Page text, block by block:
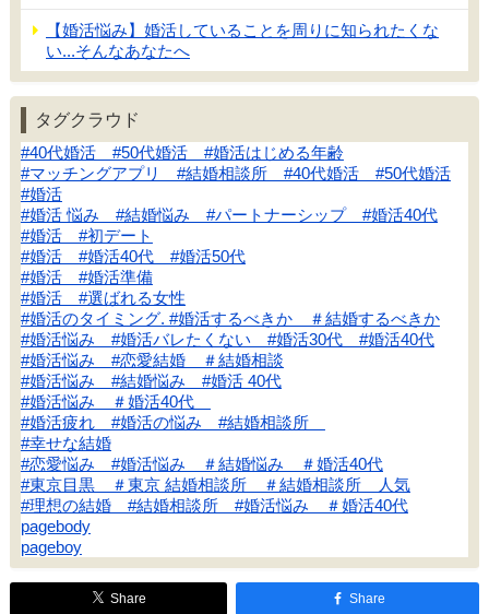
【婚活悩み】婚活していることを周りに知られたくな
い...そんなあなたへ
タグクラウド
#40代婚活 #50代婚活 #婚活はじめる年齢
#マッチングアプリ #結婚相談所 #40代婚活 #50代婚活
#婚活
#婚活 悩み #結婚悩み #パートナーシップ #婚活40代
#婚活 #初デート
#婚活 #婚活40代 #婚活50代
#婚活 #婚活準備
#婚活 #選ばれる女性
#婚活のタイミング. #婚活するべきか ＃結婚するべきか
#婚活悩み #婚活バレたくない #婚活30代 #婚活40代
#婚活悩み #恋愛結婚 ＃結婚相談
#婚活悩み #結婚悩み #婚活 40代
#婚活悩み ＃婚活40代
#婚活疲れ #婚活の悩み #結婚相談所
#幸せな結婚
#恋愛悩み #婚活悩み ＃結婚悩み ＃婚活40代
#東京目黒 ＃東京 結婚相談所 ＃結婚相談所 人気
#理想の結婚 #結婚相談所 #婚活悩み ＃婚活40代
pagebody
pageboy
Share Share